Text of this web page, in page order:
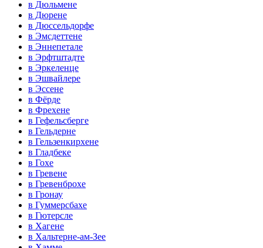
в Дюльмене
в Дюрене
в Дюссельдорфе
в Эмсдеттене
в Эннепетале
в Эрфтштадте
в Эркеленце
в Эшвайлере
в Эссене
в Фёрде
в Фрехене
в Гефельсберге
в Гельдерне
в Гельзенкирхене
в Гладбеке
в Гохе
в Гревене
в Гревенброхе
в Гронау
в Гуммерсбахе
в Гютерсле
в Хагене
в Хальтерне-ам-Зее